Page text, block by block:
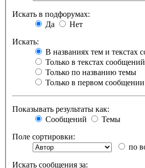
Искать в подфорумах:
Да
Нет
Искать:
В названиях тем и текстах
Только в текстах сообщений
Только по названию темы
Только в первом
Показывать результаты как:
Сообщений
Темы
Поле сортировки:
по
Искать сообщения за: